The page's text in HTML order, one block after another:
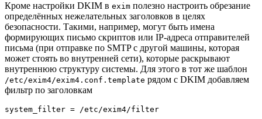
Кроме настройки DKIM в exim полезно настроить обрезание
определённых нежелательных заголовков в целях
безопасности. Такими, например, могут быть имена
формирующих письмо скриптов или IP-адреса отправителей
письма (при отправке по SMTP с другой машины, которая
может стоять во внутренней сети), которые раскрывают
внутреннюю структуру системы. Для этого в тот же шаблон
/etc/exim4/exim4.conf.template рядом с DKIM добавляем
фильтр по заголовкам